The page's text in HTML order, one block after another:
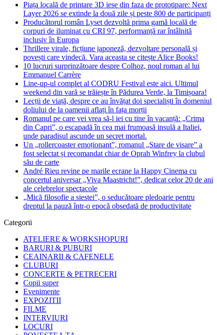
Piața locală de printare 3D iese din faza de prototipare: Next
Layer 2026 se extinde la două zile și peste 800 de participanți
Producătorul român Lyset dezvoltă prima gamă locală de
corpuri de iluminat cu CRI 97, performanță rar întâlnită
inclusiv în Europa
Thrillere virale, ficțiune japoneză, dezvoltare personală și
povești care vindecă. Vara aceasta se citește Alice Books!
10 lucruri surprinzătoare despre Colhoz, noul roman al lui
Emmanuel Carrère
Line-up-ul complet al CODRU Festival este aici. Ultimul
weekend din vară se trăiește în Pădurea Verde, la Timișoara!
Lecții de viață, despre ce au învățat doi specialiști în domeniul
doliului de la oamenii aflați în fața morții
Romanul pe care vei vrea să-l iei cu tine în vacanță: „Crima
din Capri”, o escapadă în cea mai frumoasă insulă a Italiei,
unde paradisul ascunde un secret mortal.
Un „rollercoaster emoționant”, romanul „Stare de visare” a
fost selectat și recomandat chiar de Oprah Winfrey la clubul
său de carte
André Rieu revine pe marile ecrane la Happy Cinema cu
concertul aniversar „Viva Maastricht!”, dedicat celor 20 de ani
ale celebrelor spectacole
„Mică filosofie a siestei”, o seducătoare pledoarie pentru
dreptul la pauză într-o epocă obsedată de productivitate
Categorii
ATELIERE & WORKSHOPURI
BARURI & PUBURI
CEAINARII & CAFENELE
CLUBURI
CONCERTE & PETRECERI
Copii super
Evenimente
EXPOZITII
FILME
INTERVIURI
LOCURI